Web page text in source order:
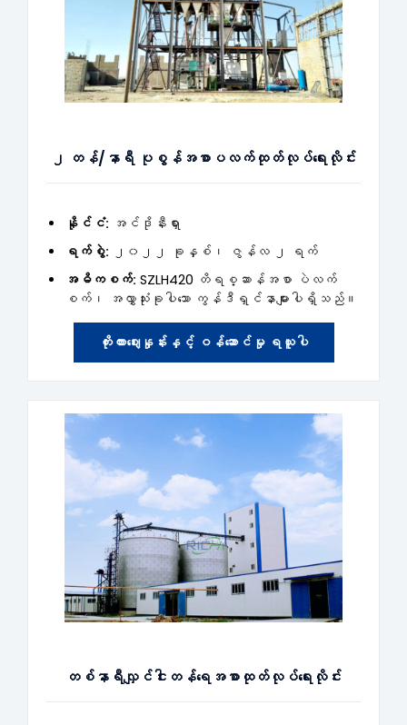
၂ တန်/နာရီ ပုစွန်အစာပလက်ထုတ်လုပ်ရေးလိုင်း
နိုင်ငံ: အင်ဒိုနီးရှား
ရက်စွဲ: ၂၀၂၂ ခုနှစ်၊ ဇွန်လ ၂ ရက်
အဓိကစက်: SZLH420 တိရစ္ဆာန်အစာ ပဲလက်
စက်၊ အလွှာသုံးခုပါသော ကွန်ဒီရှင်နာများပါရှိသည်။
ကိုးကားဈေးနှုန်းနှင့် ဝန်ဆောင်မှု ရယူပါ
တစ်နာရီလျှင်ငါးတန်ရေအစာထုတ်လုပ်ရေးလိုင်း